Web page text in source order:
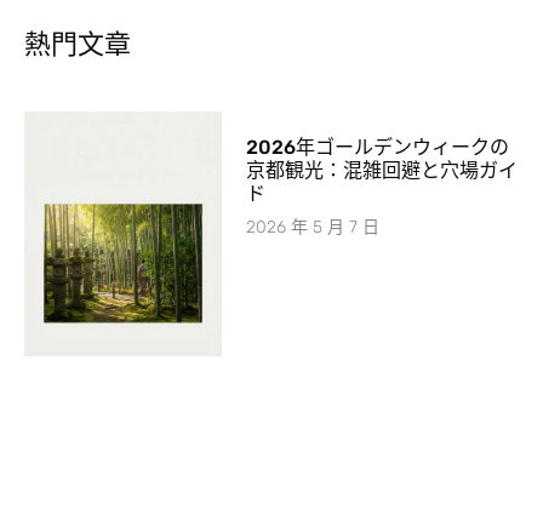
熱門文章
2026年ゴールデンウィークの
京都観光：混雑回避と穴場ガイ
ド
2026 年 5 月 7 日